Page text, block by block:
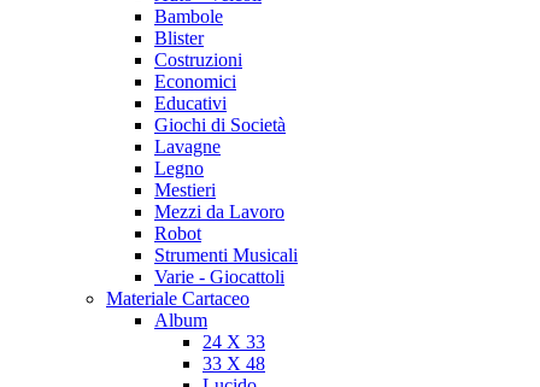
Bambole
Blister
Costruzioni
Economici
Educativi
Giochi di Società
Lavagne
Legno
Mestieri
Mezzi da Lavoro
Robot
Strumenti Musicali
Varie - Giocattoli
Materiale Cartaceo
Album
24 X 33
33 X 48